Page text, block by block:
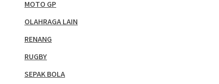
MOTO GP
OLAHRAGA LAIN
RENANG
RUGBY
SEPAK BOLA